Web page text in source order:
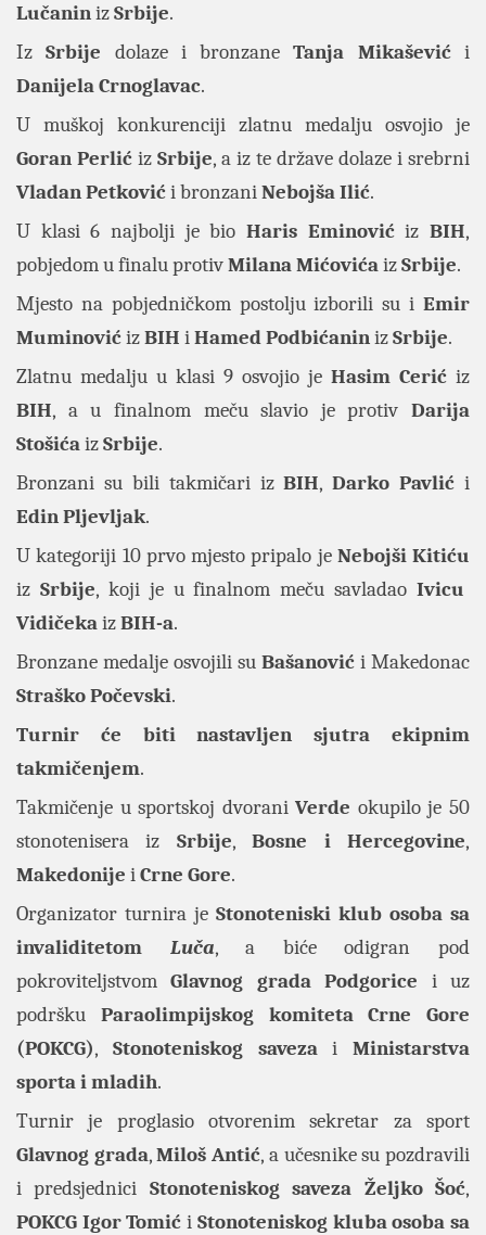
LučaninizSrbije.
IzSrbije dolaze i bronzaneTanja Mikaševići
DanijelaCrnoglavac.
U muškoj konkurenciji zlatnu medalju osvojio je
Goran Perlić iz Srbije, a iz te države dolaze i srebrni
VladanPetkovići bronzaniNebojšaIlić.
U klasi 6 najbolji je bio Haris EminovićizBIH,
pobjedom u finalu protivMilanaMićovićaizSrbije.
Mjesto na pobjedničkom postolju izborili su i Emir
MuminovićizBIH iHamedPodbićaninizSrbije.
Zlatnu medalju u klasi 9 osvojio je Hasim Cerić iz
BIH, a u finalnom meču slavio je protiv Darija
StošićaizSrbije.
Bronzani su bili takmičari izBIH,Darko Pavlić i
EdinPljevljak.
U kategoriji 10 prvo mjesto pripalo je Nebojši Kitiću
iz Srbije, koji je u finalnom meču savladaoIvicu
VidičekaizBIH-a.
Bronzane medalje osvojili su Bašanović i Makedonac
StraškoPočevski.
Turnir će biti nastavljen sjutra ekipnim
takmičenjem.
Takmičenje u sportskoj dvoraniVerde okupilo je 50
stonotenisera iz Srbije,Bosne i Hercegovine,
Makedonije iCrne Gore.
Organizator turnira je Stonoteniski klub osoba sa
invaliditetom Luča, a biće odigran pod
pokroviteljstvomGlavnog grada Podgorice i uz
podršku Paraolimpijskog komiteta Crne Gore
(POKCG), Stonoteniskog savezai Ministarstva
sporta i mladih.
Turnir je proglasio otvorenim sekretar za sport
Glavnog grada,Miloš Antić, a učesnike su pozdravili
i predsjednici Stonoteniskog saveza Željko Šoć,
POKCG Igor Tomić i Stonoteniskog kluba osoba sa